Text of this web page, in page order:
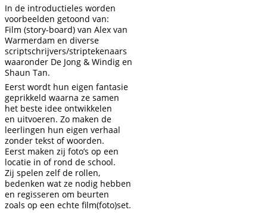
In de introductieles worden
voorbeelden getoond van:
Film (story-board) van Alex van
Warmerdam en diverse
scriptschrijvers/striptekenaars
waaronder De Jong & Windig en
Shaun Tan.
Eerst wordt hun eigen fantasie
geprikkeld waarna ze samen
het beste idee ontwikkelen
en uitvoeren. Zo maken de
leerlingen hun eigen verhaal
zonder tekst of woorden.
Eerst maken zij foto’s op een
locatie in of rond de school.
Zij spelen zelf de rollen,
bedenken wat ze nodig hebben
en regisseren om beurten
zoals op een echte film(foto)set.